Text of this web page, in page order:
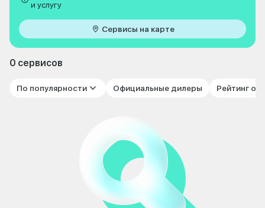
и услугу
Сервисы на карте
0 сервисов
По популярности Официальные дилеры Рейтинг